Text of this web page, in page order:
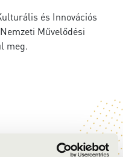
és Innovációs
Művelődési
meg.